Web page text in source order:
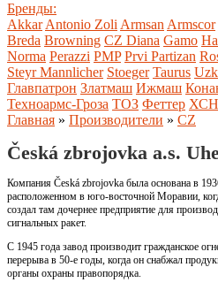
Бренды:
Akkar Antonio Zoli Armsan Armscor
Breda Browning CZ Diana Gamo
Norma Perazzi PMP Prvi Partizan
Steyr Mannlicher Stoeger Taurus
Главпатрон Златмаш Ижмаш
Техноармс-Гроза ТОЗ Феттер ХСН
Главная » Производители » CZ
Česká zbrojovka a.s.
Компания Česká zbrojovka была основана в
расположенном в юго-восточной Моравии,
создал там дочернее предприятие для
сигнальных ракет.
С 1945 года завод производит гражданское
перерыва в 50-е годы, когда он снабжал
органы охраны правопорядка.